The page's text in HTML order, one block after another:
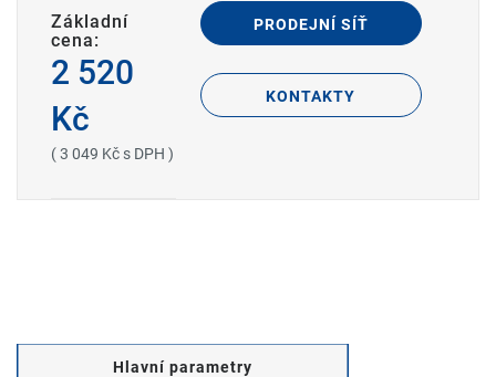
Základní
cena:
2 520
Kč
( 3 049 Kč s DPH )
PRODEJNÍ SÍŤ
KONTAKTY
Hlavní parametry